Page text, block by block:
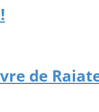
de